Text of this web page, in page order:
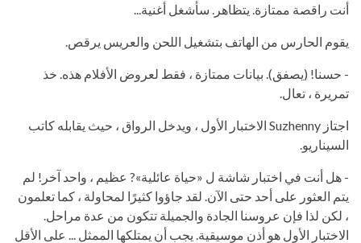
أنت راقصة ممتازة. يتظاهر. سأشغل أغنية...
يقوم الحارس من الهاتف بتشغيل اللحن والعريس يرقص.
- حسنا! (يصفق). بيانات ممتازة ، فقط لعروض الأفلام هذه. خذ
تمريرة ، تعال.
اجتاز Suzhenny الاختبار الأول ، ويدخل الرواق ، حيث يقابله كاتب
السيناريو.
- هل أنت في اختبار شاشة ل «حياة عائلية»? عظيم ، واحد آخر! لم
يتم العثور على أحد حتى الآن. لقد جاؤوا كثيرًا لمحاولة ، كما تعلمون
، لكن لذا فإن عروسنا الجادة والجميلة تتكون من عدة مراحل.
الاختبار الأول هو أذن موسيقية. يجب أن يمتلكها الممثل ... على الأقل